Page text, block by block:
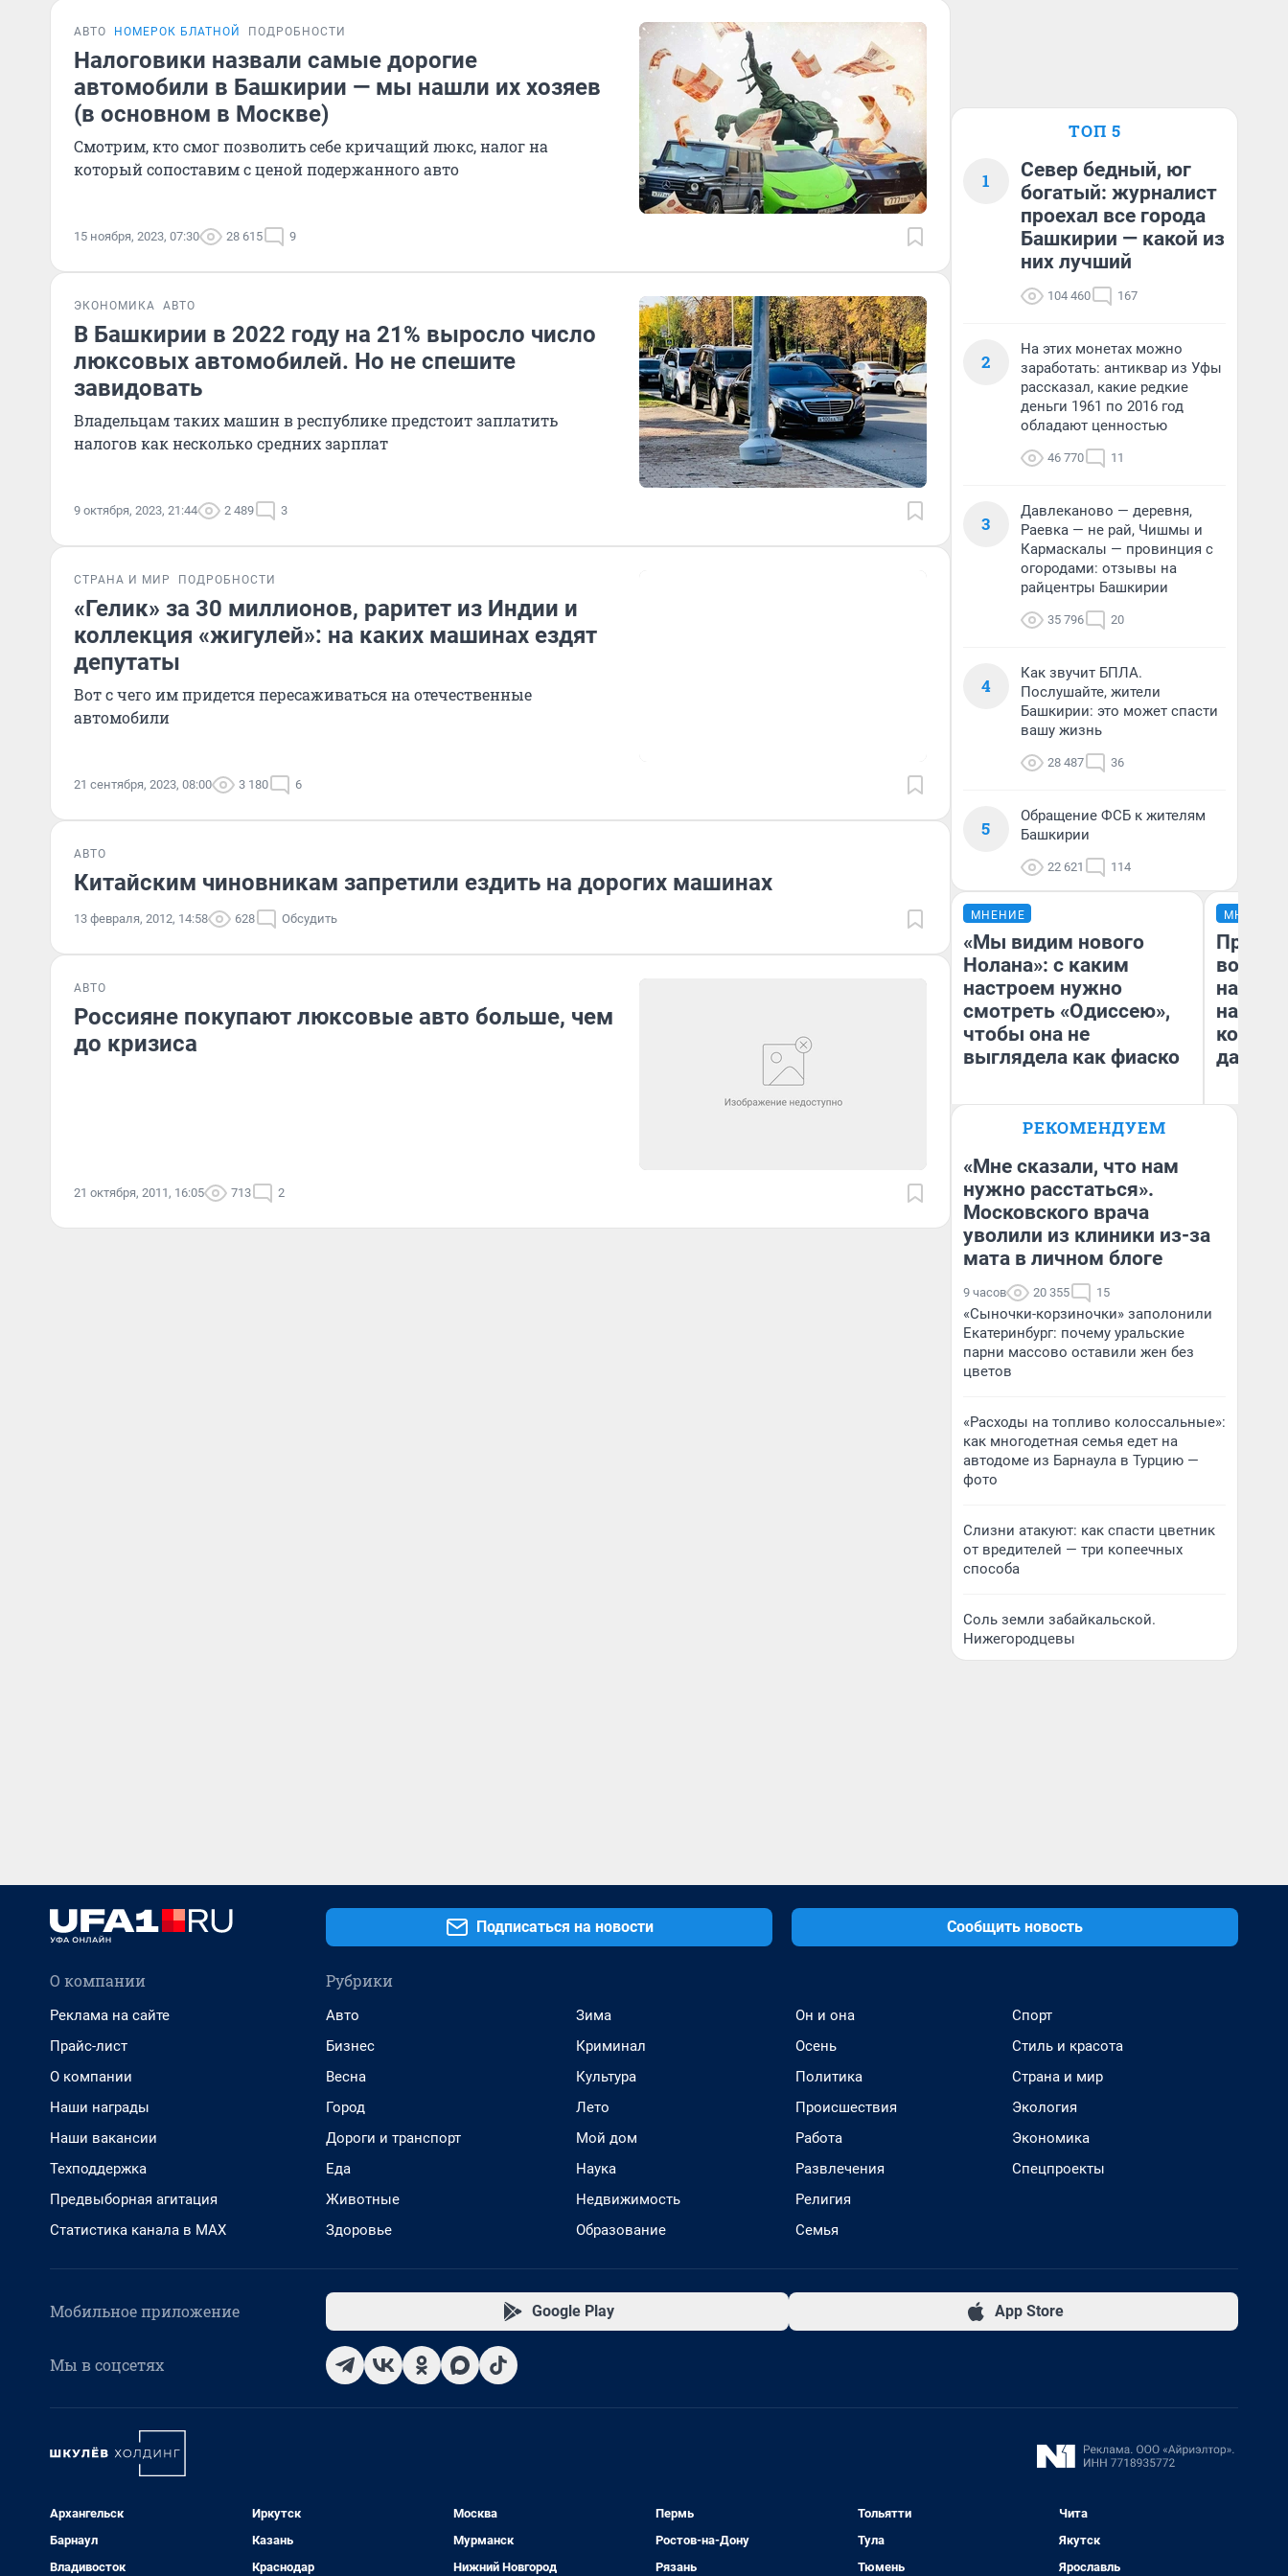
АВТО НОМЕРОК БЛАТНОЙ ПОДРОБНОСТИ
Налоговики назвали самые дорогие
автомобили в Башкирии — мы нашли их хозяев
(в основном в Москве)
Смотрим, кто смог позволить себе кричащий люкс, налог на
который сопоставим с ценой подержанного авто
15 ноября, 2023, 07:30 28 615 9
ЭКОНОМИКА АВТО
В Башкирии в 2022 году на 21% выросло число
люксовых автомобилей. Но не спешите
завидовать
Владельцам таких машин в республике предстоит заплатить
налогов как несколько средних зарплат
9 октября, 2023, 21:44 2 489 3
СТРАНА И МИР ПОДРОБНОСТИ
«Гелик» за 30 миллионов, раритет из Индии и
коллекция «жигулей»: на каких машинах ездят
депутаты
Вот с чего им придется пересаживаться на отечественные
автомобили
21 сентября, 2023, 08:00 3 180 6
АВТО
Китайским чиновникам запретили ездить на дорогих машинах
13 февраля, 2012, 14:58 628 Обсудить
АВТО
Россияне покупают люксовые авто больше, чем
до кризиса
21 октября, 2011, 16:05 713 2
ТОП 5
1
Север бедный, юг
богатый: журналист
проехал все города
Башкирии — какой из
них лучший
104 460 167
2
На этих монетах можно
заработать: антиквар из Уфы
рассказал, какие редкие
деньги 1961 по 2016 год
обладают ценностью
46 770 11
3
Давлеканово — деревня,
Раевка — не рай, Чишмы и
Кармаскалы — провинция с
огородами: отзывы на
райцентры Башкирии
35 796 20
4
Как звучит БПЛА.
Послушайте, жители
Башкирии: это может спасти
вашу жизнь
28 487 36
5
Обращение ФСБ к жителям
Башкирии
22 621 114
МНЕНИЕ
«Мы видим нового
Нолана»: с каким
настроем нужно
смотреть «Одиссею»,
чтобы она не
выглядела как фиаско
Надежда Губарь
МНЕНИЕ
нам
даже
РЕКОМЕНДУЕМ
«Мне сказали, что нам
нужно расстаться».
Московского врача
уволили из клиники из-за
мата в личном блоге
9 часов 20 355 15
«Сыночки-корзиночки» заполонили
Екатеринбург: почему уральские
парни массово оставили жен без
цветов
«Расходы на топливо колоссальные»:
как многодетная семья едет на
автодоме из Барнаула в Турцию —
фото
Слизни атакуют: как спасти цветник
от вредителей — три копеечных
способа
Соль земли забайкальской.
Нижегородцевы
Подписаться на новости Сообщить новость
О компании
Реклама на сайте
Прайс-лист
О компании
Наши награды
Наши вакансии
Техподдержка
Предвыборная агитация
Статистика канала в MAX
Рубрики
Авто
Бизнес
Весна
Город
Дороги и транспорт
Еда
Животные
Здоровье
Зима
Криминал
Культура
Лето
Мой дом
Наука
Недвижимость
Образование
Он и она
Осень
Политика
Происшествия
Работа
Развлечения
Религия
Семья
Спорт
Стиль и красота
Страна и мир
Экология
Экономика
Спецпроекты
Мобильное приложение Google Play App Store
Мы в соцсетях
Архангельск
Барнаул
Владивосток
Иркутск
Казань
Краснодар
Москва
Мурманск
Нижний Новгород
Пермь
Ростов-на-Дону
Рязань
Тольятти
Тула
Тюмень
Чита
Якутск
Ярославль